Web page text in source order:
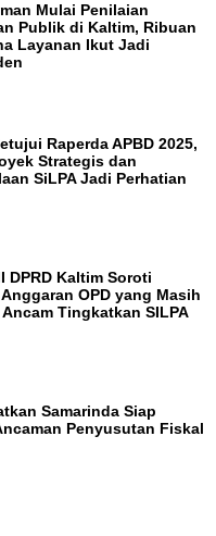
Mulai Penilaian
Publik di Kaltim, Ribuan
Layanan Ikut Jadi
Raperda APBD 2025,
Strategis dan
SiLPA Jadi Perhatian
DPRD Kaltim Soroti
OPD yang Masih
Tingkatkan SILPA
Samarinda Siap
Penyusutan Fiskal